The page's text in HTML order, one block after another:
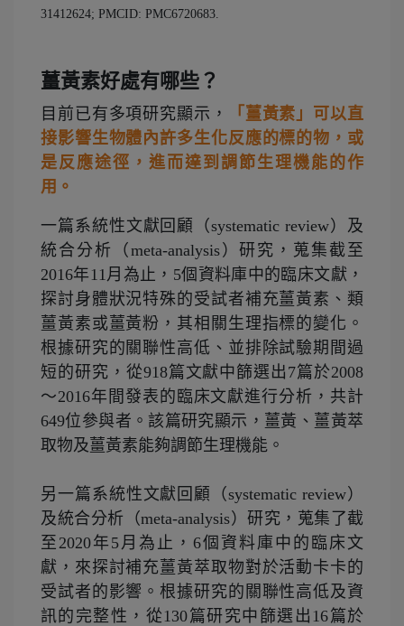
31412624; PMCID: PMC6720683.
薑黃素好處有哪些？
目前已有多項研究顯示，
「薑黃素」可以直
接影響生物體內許多生化反應的標的物，或
是反應途徑，進而達到調節生理機能的作
用。
一篇系統性文獻回顧（systematic review）及
統合分析（meta-analysis）研究，蒐集截至
2016年11月為止，5個資料庫中的臨床文獻，
探討身體狀況特殊的受試者補充薑黃素、類
薑黃素或薑黃粉，其相關生理指標的變化。
根據研究的關聯性高低、並排除試驗期間過
短的研究，從918篇文獻中篩選出7篇於2008
～2016年間發表的臨床文獻進行分析，共計
649位參與者。該篇研究顯示，薑黃、薑黃萃
取物及薑黃素能夠調節生理機能。
另一篇系統性文獻回顧（systematic review）
及統合分析（meta-analysis）研究，蒐集了截
至2020年5月為止，6個資料庫中的臨床文
獻，來探討補充薑黃萃取物對於活動卡卡的
受試者的影響。根據研究的關聯性高低及資
訊的完整性，從130篇研究中篩選出16篇於